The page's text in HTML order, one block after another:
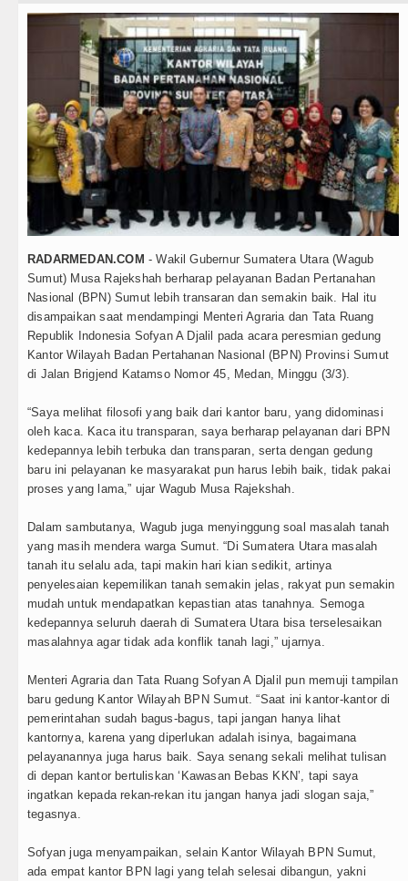
Internasional
TIPS dan TRIK
+ Lainnya
Video
Kesehatan
Kuliner
Siraman Rohani
dari 6 Jam, Polsek Kotarih Ringkus Pelaku
vs Monaco Laga Persahabatan di Anfield
City vs Atletico Madrid Persahabatan di
Raducanu Absen di Grand Slam Tenis US Open
Dikalahkan Inter Milan di Laga Persahabatan
Ditahan Manchester United Main Imbang Laga
GRIB Jaya Labuhanbatu Gelar Turnamen Catur
Bobby Nasution Minta Kepala Daerah se-
Waas : Kemerdekaan Harus Dirasakan
vs Monaco Laga Persahabatan di Anfield
City vs Atletico Madrid Persahabatan di
Dikalahkan Inter Milan di Laga Persahabatan
Ditahan Manchester United Main Imbang Laga
Gilas AC Milan di Laga Persahabatan di GBK
Bobby Nasution Minta Kepala Daerah se-
Waas : Kemerdekaan Harus Dirasakan
dari 6 Jam, Polsek Kotarih Ringkus Pelaku
vs Monaco Laga Persahabatan di Anfield
City vs Atletico Madrid Persahabatan di
RADARMEDAN.COM - Wakil Gubernur Sumatera Utara (Wagub
Sumut) Musa Rajekshah berharap pelayanan Badan Pertanahan
Nasional (BPN) Sumut lebih transaran dan semakin baik. Hal itu
disampaikan saat mendampingi Menteri Agraria dan Tata Ruang
Republik Indonesia Sofyan A Djalil pada acara peresmian gedung
Kantor Wilayah Badan Pertahanan Nasional (BPN) Provinsi Sumut
di Jalan Brigjend Katamso Nomor 45, Medan, Minggu (3/3).
“Saya melihat filosofi yang baik dari kantor baru, yang didominasi
oleh kaca. Kaca itu transparan, saya berharap pelayanan dari BPN
kedepannya lebih terbuka dan transparan, serta dengan gedung
baru ini pelayanan ke masyarakat pun harus lebih baik, tidak pakai
proses yang lama,” ujar Wagub Musa Rajekshah.
Dalam sambutanya, Wagub juga menyinggung soal masalah tanah
yang masih mendera warga Sumut. “Di Sumatera Utara masalah
tanah itu selalu ada, tapi makin hari kian sedikit, artinya
penyelesaian kepemilikan tanah semakin jelas, rakyat pun semakin
mudah untuk mendapatkan kepastian atas tanahnya. Semoga
kedepannya seluruh daerah di Sumatera Utara bisa terselesaikan
masalahnya agar tidak ada konflik tanah lagi,” ujarnya.
Menteri Agraria dan Tata Ruang Sofyan A Djalil pun memuji tampilan
baru gedung Kantor Wilayah BPN Sumut. “Saat ini kantor-kantor di
pemerintahan sudah bagus-bagus, tapi jangan hanya lihat
kantornya, karena yang diperlukan adalah isinya, bagaimana
pelayanannya juga harus baik. Saya senang sekali melihat tulisan
di depan kantor bertuliskan ‘Kawasan Bebas KKN’, tapi saya
ingatkan kepada rekan-rekan itu jangan hanya jadi slogan saja,”
tegasnya.
Sofyan juga menyampaikan, selain Kantor Wilayah BPN Sumut,
ada empat kantor BPN lagi yang telah selesai dibangun, yakni